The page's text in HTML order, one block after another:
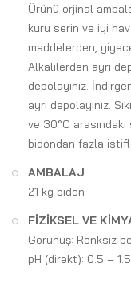
Ürünü orjinal
kuru serin ve iyi
maddelerden,
Alkalilerden ayrı
depolayınız.
ayrı depolayınız.
ve 30°C arasındaki
bidondan fazla
AMBALAJ
21 kg bidon
FİZİKSEL VE
Görünüş: Renksiz
pH (direkt): 0.5 – 1.5